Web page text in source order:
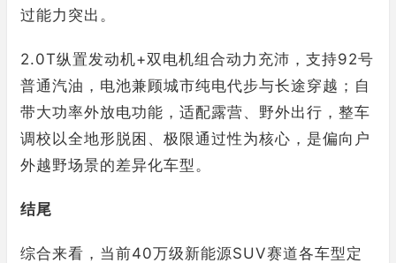
过能力突出。
2.0T纵置发动机+双电机组合动力充沛，支持92号
普通汽油，电池兼顾城市纯电代步与长途穿越；自
带大功率外放电功能，适配露营、野外出行，整车
调校以全地形脱困、极限通过性为核心，是偏向户
外越野场景的差异化车型。
结尾
综合来看，当前40万级新能源SUV赛道各车型定